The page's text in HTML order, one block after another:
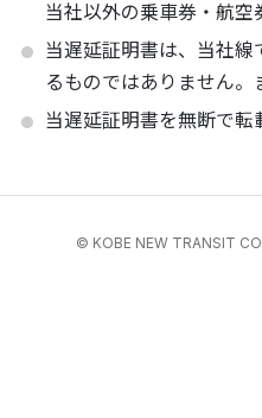
当社以外の乗車券・航
当遅延証明書は、当社
るものではありません
当遅延証明書を無断で転
© KOBE NEW TRANSIT